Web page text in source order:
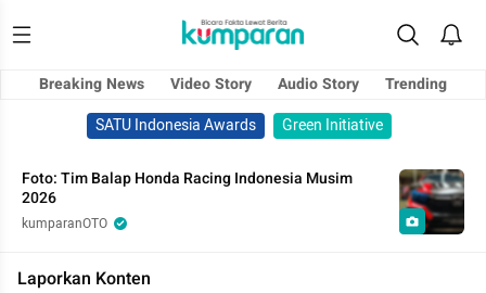
Breaking News Video Story Audio Story
Trending
SATU Indonesia Awards
Green Initiative
Foto: Tim Balap Honda Racing Indonesia Musim
2026
kumparanOTO
Laporkan Konten